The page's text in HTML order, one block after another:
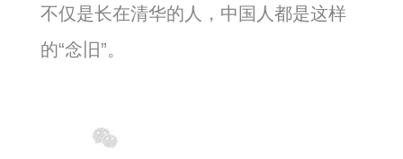
不仅是长在清华的人，中国人都是这样
的“念旧”。